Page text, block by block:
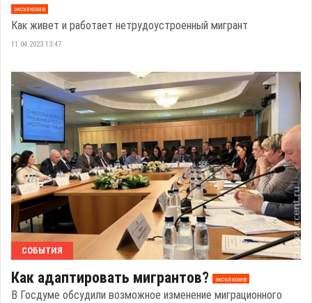
эксклюзив
Как живет и работает нетрудоустроенный мигрант
11.04.2023 13:47
СОБЫТИЯ
Как адаптировать мигрантов? эксклюзив
В Госдуме обсудили возможное изменение миграционного